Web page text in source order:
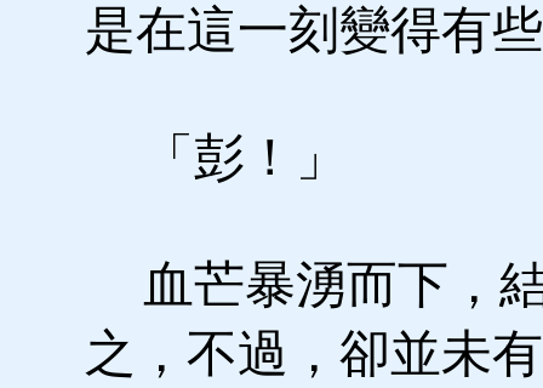
是在這一刻變得有
「彭！」
血芒暴湧而下，
之，不過，卻並未